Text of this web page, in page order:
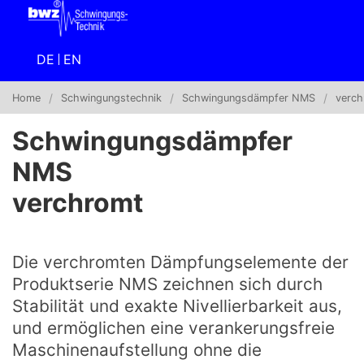
DE EN
Home Schwingungstechnik Schwingungsdämpfer NMS
Schwingungsdämpfer
NMS
verchromt
Die verchromten Dämpfungselemente der
Produktserie NMS zeichnen sich durch
Stabilität und exakte Nivellierbarkeit aus,
und ermöglichen eine verankerungsfreie
Maschinenaufstellung ohne die